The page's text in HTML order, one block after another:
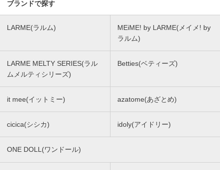
ブランドで探す
LARME(ラルム)
MEiME! by LARME(メイメ! by
ラルム)
LARME MELTY SERIES(ラル
ムメルティシリーズ)
Betties(ベティーズ)
it mee(イットミー) azatome(あざとめ)
cicica(シシカ) idoly(アイドリー)
ONE DOLL(ワンドール)